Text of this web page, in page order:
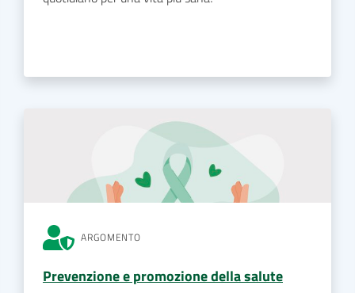
ARGOMENTO
Prevenzione e promozione della salute